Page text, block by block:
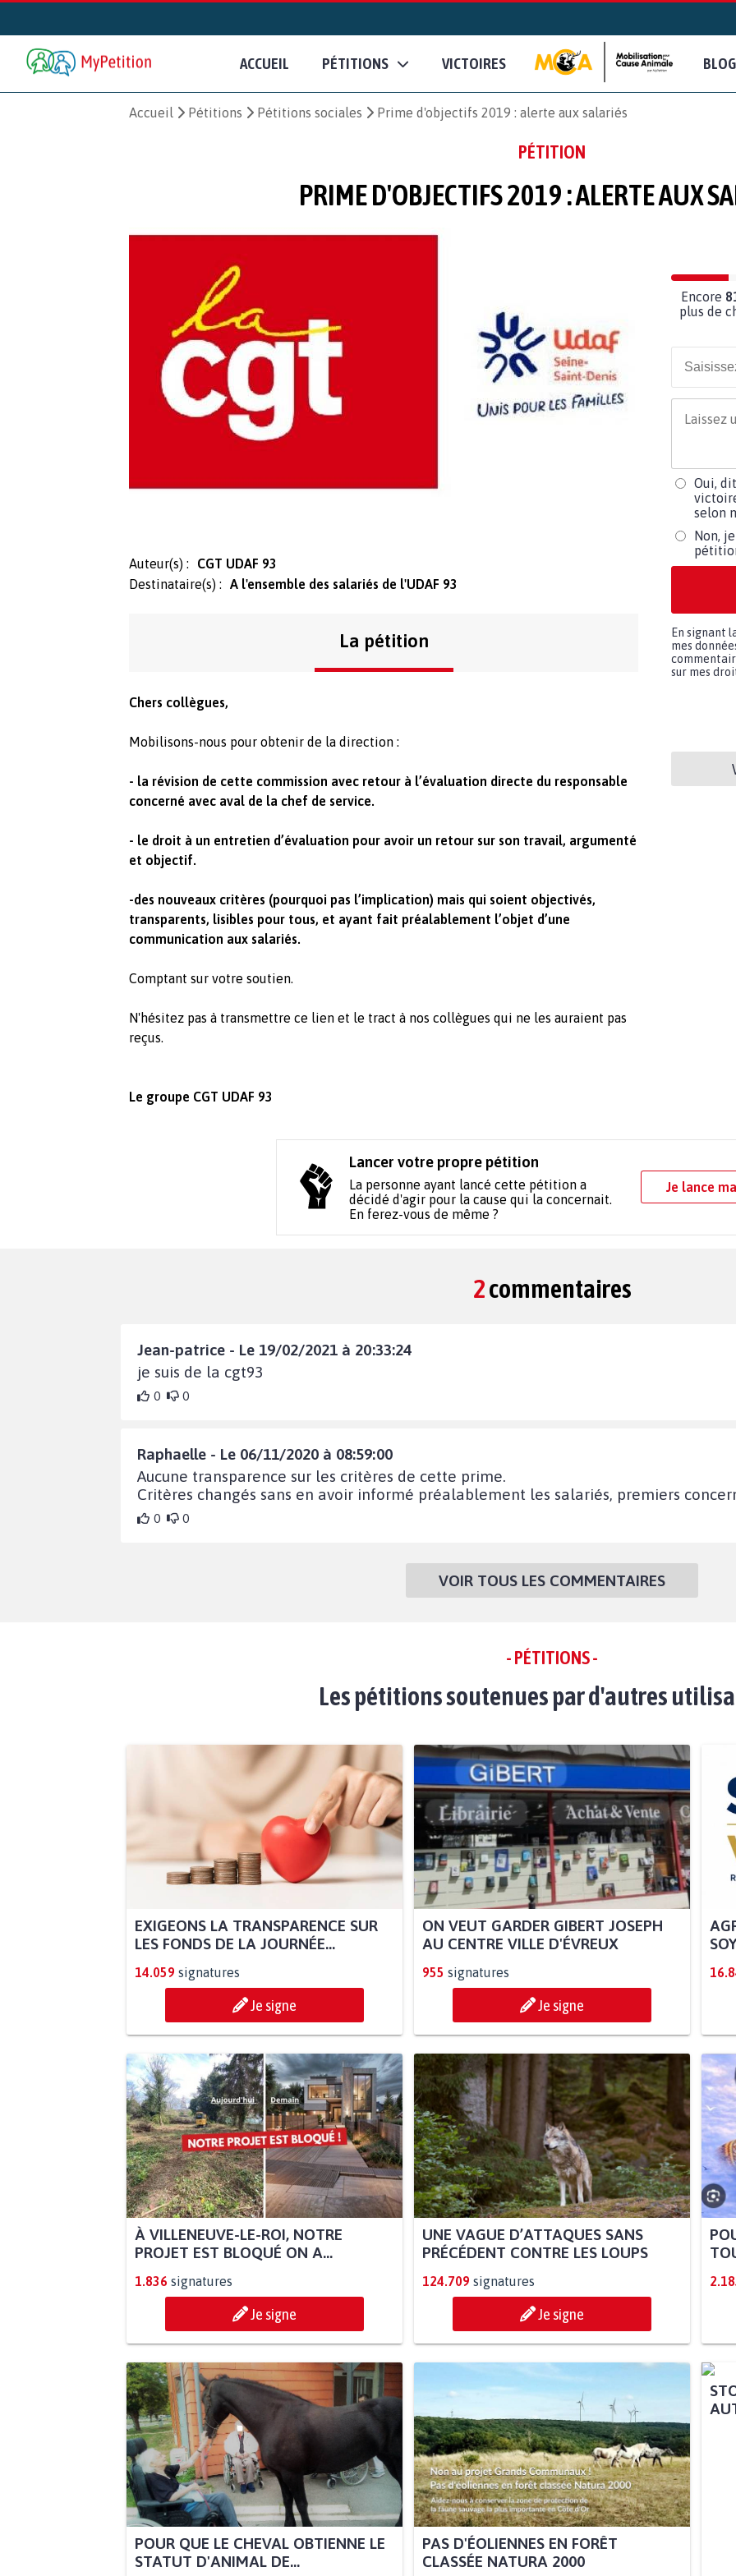
ACCUEIL PÉTITIONS VICTOIRES BLOG
Accueil Pétitions Pétitions sociales Prime d'objectifs 2019 : alerte aux salariés
PÉTITION
PRIME D'OBJECTIFS 2019 : ALERTE AUX
Auteur(s) :
CGT UDAF 93
Destinataire(s) :
A l'ensemble des salariés de l'UDAF 93
La pétition
Chers collègues,
Mobilisons-nous pour obtenir de la direction :
- la révision de cette commission avec retour à l’évaluation directe du responsable
concerné avec aval de la chef de service.
- le droit à un entretien d’évaluation pour avoir un retour sur son travail, argumenté
et objectif.
-des nouveaux critères (pourquoi pas l’implication) mais qui soient objectivés,
transparents, lisibles pour tous, et ayant fait préalablement l’objet d’une
communication aux salariés.
Comptant sur votre soutien.
N'hésitez pas à transmettre ce lien et le tract à nos collègues qui ne les auraient pas
reçus.
Le groupe CGT UDAF 93
Encore
plus de
Oui,
selon
Non,
En signant
mes
sur mes
Lancer votre propre pétition
La personne ayant lancé cette pétition a
décidé d'agir pour la cause qui la concernait.
En ferez-vous de même ?
Je lance
2commentaires
Jean-patrice - Le 19/02/2021 à 20:33:24
je suis de la cgt93
0 0
Raphaelle - Le 06/11/2020 à 08:59:00
Aucune transparence sur les critères de cette prime.
Critères changés sans en avoir informé préalablement les salariés, premiers
0 0
VOIR TOUS LES COMMENTAIRES
- PÉTITIONS -
Les pétitions soutenues par d'autres
EXIGEONS LA TRANSPARENCE SUR
LES FONDS DE LA JOURNÉE...
14.059 signatures
Je signe
ON VEUT GARDER GIBERT JOSEPH
AU CENTRE VILLE D'ÉVREUX
955 signatures
Je signe
À VILLENEUVE-LE-ROI, NOTRE
PROJET EST BLOQUÉ ON A...
1.836 signatures
Je signe
UNE VAGUE D’ATTAQUES SANS
PRÉCÉDENT CONTRE LES LOUPS
124.709 signatures
Je signe
POUR QUE LE CHEVAL OBTIENNE LE
STATUT D'ANIMAL DE...
PAS D'ÉOLIENNES EN FORÊT
CLASSÉE NATURA 2000